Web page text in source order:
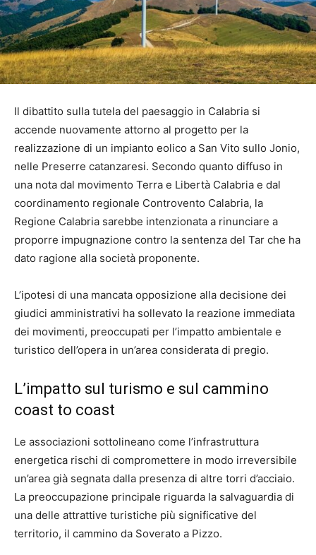
Il dibattito sulla tutela del paesaggio in Calabria si
accende nuovamente attorno al progetto per la
realizzazione di un impianto eolico a San Vito sullo Jonio,
nelle Preserre catanzaresi. Secondo quanto diffuso in
una nota dal movimento Terra e Libertà Calabria e dal
coordinamento regionale Controvento Calabria, la
Regione Calabria sarebbe intenzionata a rinunciare a
proporre impugnazione contro la sentenza del Tar che ha
dato ragione alla società proponente.
L’ipotesi di una mancata opposizione alla decisione dei
giudici amministrativi ha sollevato la reazione immediata
dei movimenti, preoccupati per l’impatto ambientale e
turistico dell’opera in un’area considerata di pregio.
L’impatto sul turismo e sul cammino
coast to coast
Le associazioni sottolineano come l’infrastruttura
energetica rischi di compromettere in modo irreversibile
un’area già segnata dalla presenza di altre torri d’acciaio.
La preoccupazione principale riguarda la salvaguardia di
una delle attrattive turistiche più significative del
territorio, il cammino da Soverato a Pizzo.